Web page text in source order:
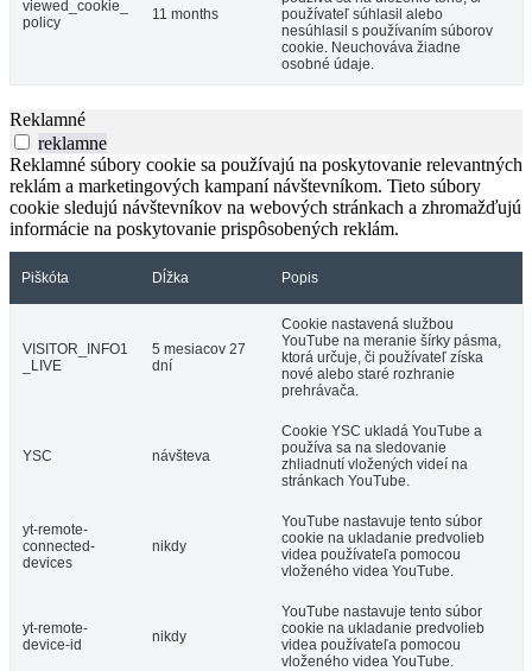
viewed_cookie_
policy
11 months
používateľ súhlasil alebo
nesúhlasil s používaním súborov
cookie. Neuchováva žiadne
osobné údaje.
Reklamné
reklamne
Reklamné súbory cookie sa používajú na poskytovanie relevantných
reklám a marketingových kampaní návštevníkom. Tieto súbory
cookie sledujú návštevníkov na webových stránkach a zhromažďujú
informácie na poskytovanie prispôsobených reklám.
Piškóta Dĺžka Popis
VISITOR_INFO1
_LIVE
5 mesiacov 27
dní
Cookie nastavená službou
YouTube na meranie šírky pásma,
ktorá určuje, či používateľ získa
nové alebo staré rozhranie
prehrávača.
YSC návšteva
Cookie YSC ukladá YouTube a
používa sa na sledovanie
zhliadnutí vložených videí na
stránkach YouTube.
yt-remote-
connected-
devices
nikdy
YouTube nastavuje tento súbor
cookie na ukladanie predvolieb
videa používateľa pomocou
vloženého videa YouTube.
yt-remote-
device-id
nikdy
YouTube nastavuje tento súbor
cookie na ukladanie predvolieb
videa používateľa pomocou
vloženého videa YouTube.